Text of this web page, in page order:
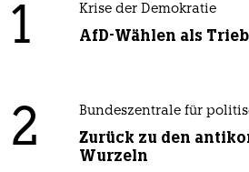
1 Krise der Demokratie
AfD-Wählen als
2 Bundeszentrale für
Zurück zu den
Wurzeln